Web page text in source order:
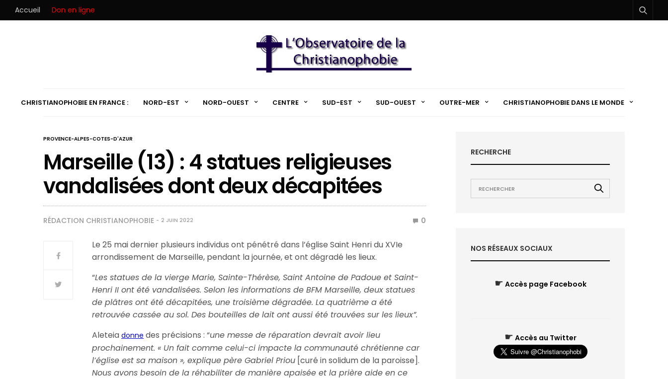
Accueil Don en ligne
CHRISTIANOPHOBIE EN FRANCE : NORD-EST NORD-OUEST CENTRE SUD-EST SUD-OUEST OUTRE-MER CHRISTIANOPHOBIE DANS LE MONDE
PROVENCE-ALPES-COTES-D'AZUR
Marseille (13) : 4 statues religieuses
vandalisées dont deux décapitées
RÉDACTION CHRISTIANOPHOBIE 2 JUIN 2022 0
Le 25 mai dernier plusieurs individus ont pénétré dans l’église Saint Henri du XVIe
arrondissement de Marseille, pendant la journée, et ont dégradé les lieux.
“Les statues de la vierge Marie, Sainte-Thérèse, Saint Antoine de Padoue et Saint-
Henri II ont été vandalisées. Selon les informations de BFM Marseille, deux statues
de plâtres ont été décapitées, une troisième dégradée. La quatrième a été
retrouvée cassée au sol. Des bouteilles de lait ont aussi été trouvées sur les lieux”.
Aleteiadonne des précisions : “une messe de réparation devrait avoir lieu
prochainement. « Un fait comme celui-ci impacte la communauté chrétienne car
l’église est sa maison », explique père Gabriel Priou [curé in solidum de la paroisse].
Nous avons besoin de la réhabiliter de manière apaisée et la prière aide en ce
RECHERCHE
NOS RÉSEAUX SOCIAUX
☛ Accès page Facebook
☛ Accès au Twitter